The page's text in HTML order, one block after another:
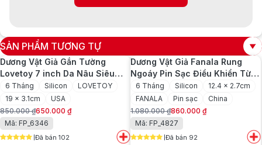
SẢN PHẨM TƯƠNG TỰ
Dương Vật Giả Gắn Tường
Lovetoy 7 inch Da Nâu Siêu
Mềm
6 Tháng Silicon
LOVETOY
19 x 3.1cm
USA
850.000₫
Giá
gốc
là:
650.000 ₫
Giá
hiện
tại
Mã: FP_6346
Đã bán 102
Dương Vật Giả Fanala Rung
Ngoáy Pin Sạc Điều Khiển Từ
Xa
6 Tháng Silicon
12.4 x 2.7cm
FANALA
Pin sạc
China
1.080.000₫
Giá
gốc
là:
860.000 ₫
Giá
hiện
tại
Mã: FP_4827
Đã bán 92